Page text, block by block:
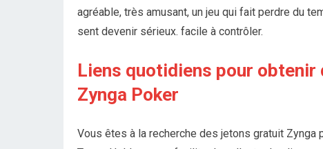
agréable, très amusant, un jeu qui fait perdre du
sent devenir sérieux. facile à contrôler.
Liens quotidiens pour
Zynga Poker
Vous êtes à la recherche des jetons gratuit